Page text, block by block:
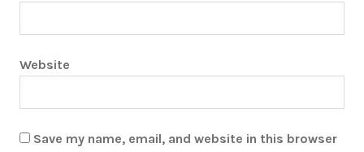
Website
Save my name, email, and website in this browser